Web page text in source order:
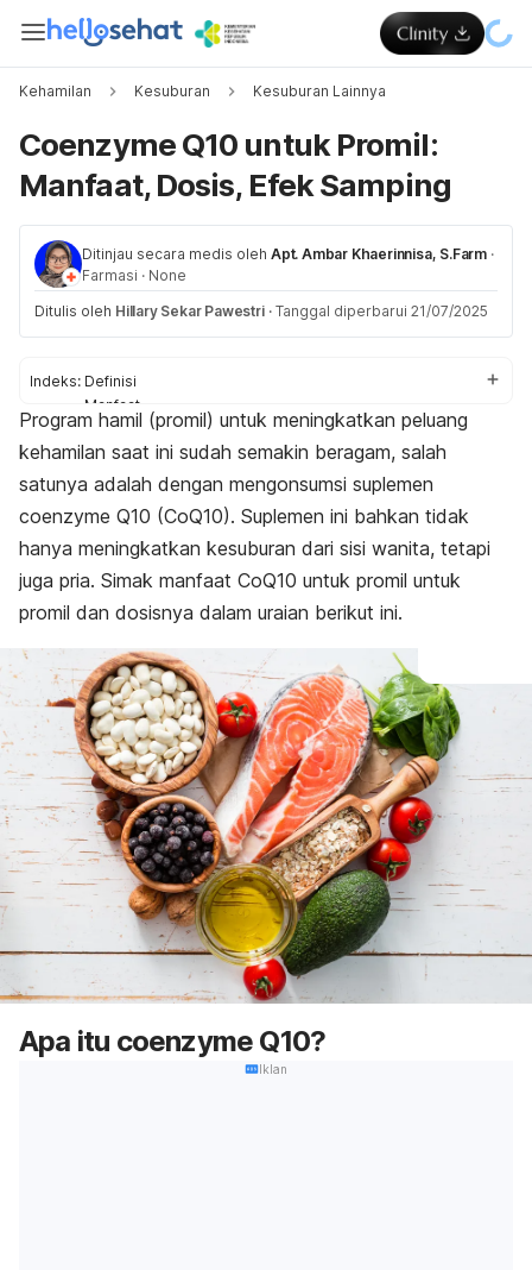
Kehamilan Kesuburan Kesuburan Lainnya
Coenzyme Q10 untuk Promil:
Manfaat, Dosis, Efek Samping
Ditinjau secara medis oleh Apt. Ambar Khaerinnisa, S.Farm ·
Farmasi · None
Ditulis oleh Hillary Sekar Pawestri · Tanggal diperbarui 21/07/2025
Indeks: Definisi
Manfaat
Dosis
Efek samping
Program hamil (promil) untuk meningkatkan peluang
kehamilan saat ini sudah semakin beragam, salah
satunya adalah dengan mengonsumsi suplemen
coenzyme Q10 (CoQ10). Suplemen ini bahkan tidak
hanya meningkatkan kesuburan dari sisi wanita, tetapi
juga pria. Simak manfaat CoQ10 untuk promil untuk
promil dan dosisnya dalam uraian berikut ini.
Apa itu coenzyme Q10?
Iklan